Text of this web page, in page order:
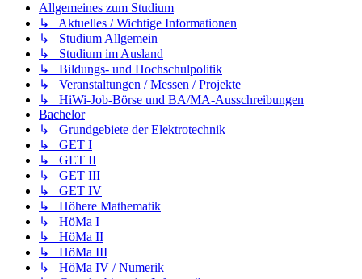
Allgemeines zum Studium
↳ Aktuelles / Wichtige Informationen
↳ Studium Allgemein
↳ Studium im Ausland
↳ Bildungs- und Hochschulpolitik
↳ Veranstaltungen / Messen / Projekte
↳ HiWi-Job-Börse und BA/MA-Ausschreibungen
Bachelor
↳ Grundgebiete der Elektrotechnik
↳ GET I
↳ GET II
↳ GET III
↳ GET IV
↳ Höhere Mathematik
↳ HöMa I
↳ HöMa II
↳ HöMa III
↳ HöMa IV / Numerik